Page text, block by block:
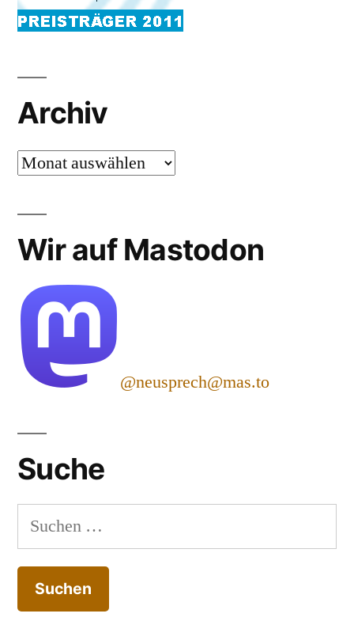
Archiv
Archiv
Wir auf Mastodon
@neusprech@mas.to
Suche
Suchen
nach: